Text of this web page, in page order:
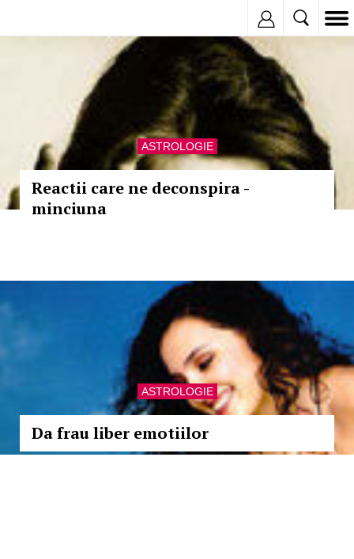
ASTROLOGIE
Reactii care ne deconspira -
minciuna
ASTROLOGIE
Da frau liber emotiilor